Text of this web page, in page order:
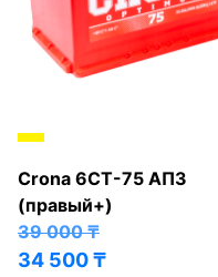
Crona 6СТ-75 АПЗ
(правый+)
39 000₸
34 500₸